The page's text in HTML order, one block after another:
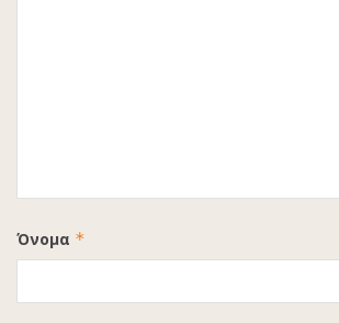
Όνομα *